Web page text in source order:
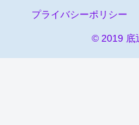
プライバシーポリシー
© 2019 底